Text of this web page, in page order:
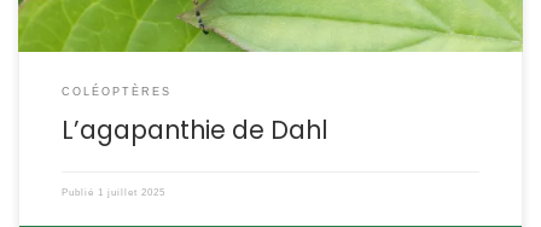
COLÉOPTÈRES
L’agapanthie de Dahl
Publié 1 juillet 2025